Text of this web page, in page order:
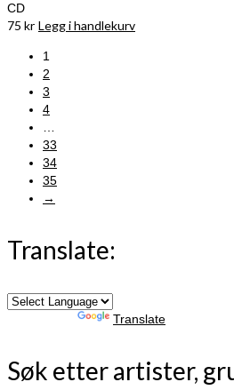
CD
75 kr Legg i handlekurv
1
2
3
4
33
34
35
→
Translate:
Translate
Søk etter artister,